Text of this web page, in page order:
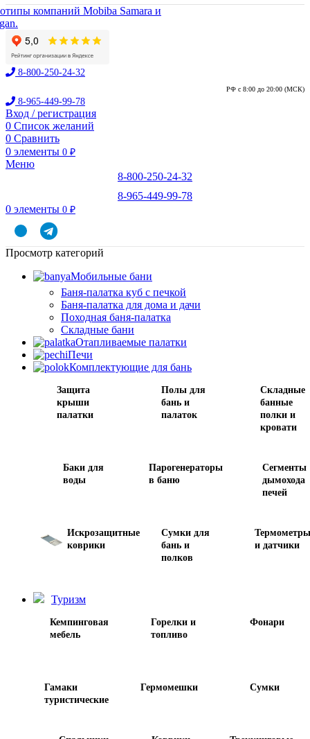
8-800-250-24-32
РФ с 8:00 до 20:00 (МСК)
8-965-449-99-78
Вход / регистрация
0 Список желаний
0 Сравнить
0 элементы 0 ₽
Меню
8-800-250-24-32
8-965-449-99-78
0 элементы 0 ₽
Просмотр категорий
Мобильные бани
Баня-палатка куб с печкой
Баня-палатка для дома и дачи
Походная баня-палатка
Складные бани
Отапливаемые палатки
Печи
Комплектующие для бань
Защита
крыши
палатки
Полы для
бань и
палаток
Складные
банные
полки и
кровати
Баки для
воды
Парогенераторы
в баню
Сегменты
дымохода
печей
Искрозащитные
коврики
Сумки для
бань и
полков
Термометры
и датчики
Туризм
Кемпинговая
мебель
Горелки и
топливо
Фонари
Гамаки
туристические
Гермомешки Сумки